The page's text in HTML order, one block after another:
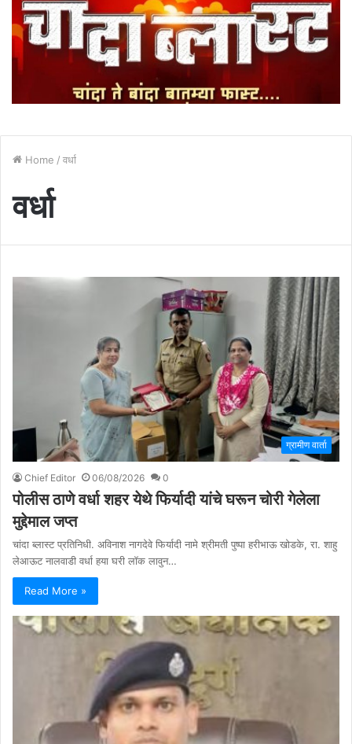
Home / वर्धा
वर्धा
ग्रामीण वार्ता
Chief Editor 06/08/2026 0
पोलीस ठाणे वर्धा शहर येथे फिर्यादी यांचे घरून चोरी गेलेला
मुद्देमाल जप्त
चांदा ब्लास्ट प्रतिनिधी. अविनाश नागदेवे फिर्यादी नामे श्रीमती पुष्पा हरीभाऊ खोडके, रा. शाहु
लेआऊट नालवाडी वर्धा हया घरी लॉक लावुन…
Read More »